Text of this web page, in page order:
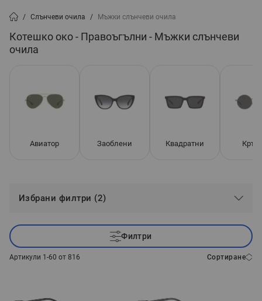
/ Слънчеви очила / Мъжки слънчеви очила
Котешко око - Правоъгълни - Мъжки слънчеви
очила
Авиатор Заоблени Квадратни
Избрани филтри (2)
Филтри
Артикули 1 -60 от 816 Сортиране